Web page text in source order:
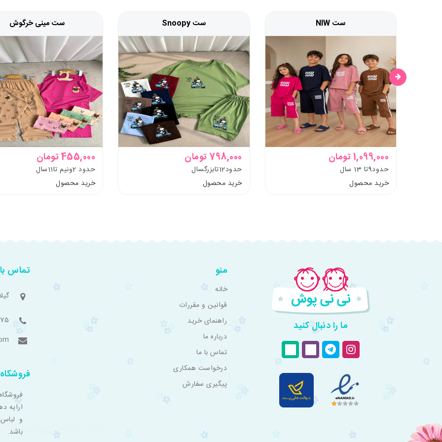
ست NIW
1,099,000 تومان
حدود9تا 13 سال
خرید محصول
ست Snoopy
798,000 تومان
حدود12تابزرگسال
خرید محصول
ست مینی خرگوش
455,000 تومان
حدود 2ونیم تا11سال
خرید محصول
ما را دنبال کنید
منو
خانه
قوانین و مقررات
راهنمای خرید
درباره ما
تماس با ما
درخواست همکاری
پیگیری سفارش
تماس
ارایه
و
باشد.